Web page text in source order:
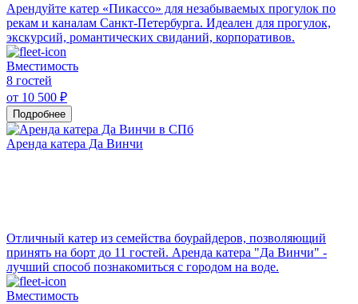
Арендуйте катер «Пикассо» для незабываемых прогулок по
рекам и каналам Санкт-Петербурга. Идеален для прогулок,
экскурсий, романтических свиданий, корпоративов.
Вместимость
8 гостей
от 10 500 ₽
Подробнее
Аренда катера Да Винчи
Отличный катер из семейства боурайдеров, позволяющий
принять на борт до 11 гостей. Аренда катера "Да Винчи" -
лучший способ познакомиться с городом на воде.
Вместимость